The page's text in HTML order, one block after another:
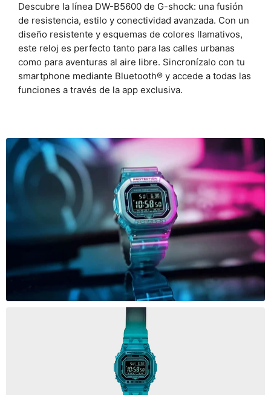
Descubre la línea DW-B5600 de G-shock: una fusión
de resistencia, estilo y conectividad avanzada. Con un
diseño resistente y esquemas de colores llamativos,
este reloj es perfecto tanto para las calles urbanas
como para aventuras al aire libre. Sincronízalo con tu
smartphone mediante Bluetooth® y accede a todas las
funciones a través de la app exclusiva.